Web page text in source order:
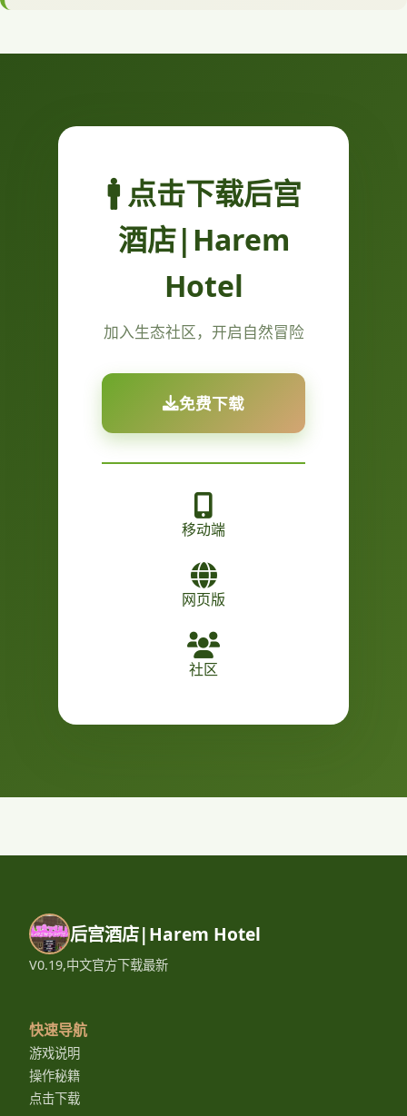
🚹 点击下载后宫
酒店|Harem
Hotel
加入生态社区，开启自然冒险
免费下载
移动端
网页版
社区
后宫酒店|Harem Hotel
V0.19,中文官方下载最新
快速导航
游戏说明
操作秘籍
点击下载